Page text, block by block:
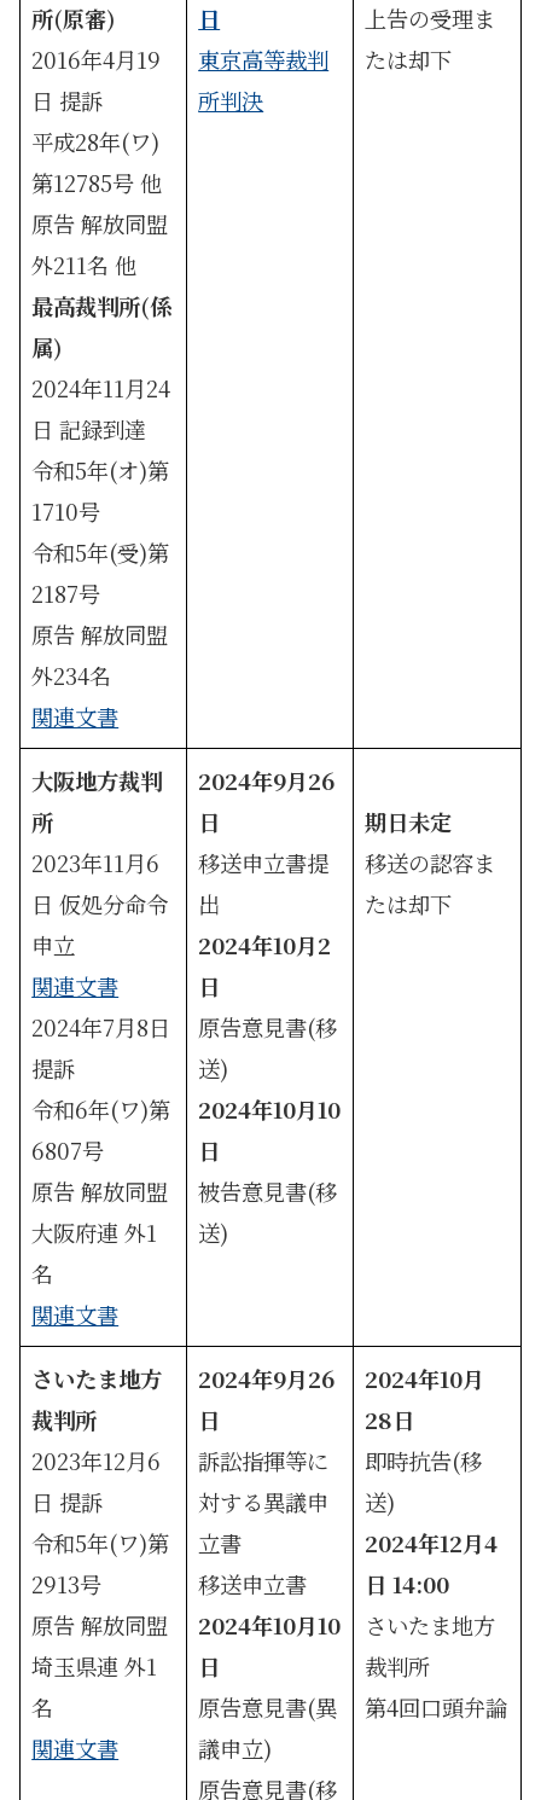
所(原審)
2016年4月19
日 提訴
平成28年(ワ)
第12785号 他
原告 解放同盟
外211名 他
最高裁判所(係
属)
2024年11月24
日 記録到達
令和5年(オ)第
1710号
令和5年(受)第
2187号
原告 解放同盟
外234名
関連文書
日
東京高等裁判
所判決
上告の受理ま
たは却下
大阪地方裁判
所
2023年11月6
日 仮処分命令
申立
関連文書
2024年7月8日
提訴
令和6年(ワ)第
6807号
原告 解放同盟
大阪府連 外1
名
関連文書
2024年9月26
日
移送申立書提
出
2024年10月2
日
原告意見書(移
送)
2024年10月10
日
被告意見書(移
送)
期日未定
移送の認容ま
たは却下
さいたま地方
裁判所
2023年12月6
日 提訴
令和5年(ワ)第
2913号
原告 解放同盟
埼玉県連 外1
名
関連文書
2024年9月26
日
訴訟指揮等に
対する異議申
立書
移送申立書
2024年10月10
日
原告意見書(異
議申立)
原告意見書(移
2024年10月
28日
即時抗告(移
送)
2024年12月4
日 14:00
さいたま地方
裁判所
第4回口頭弁論